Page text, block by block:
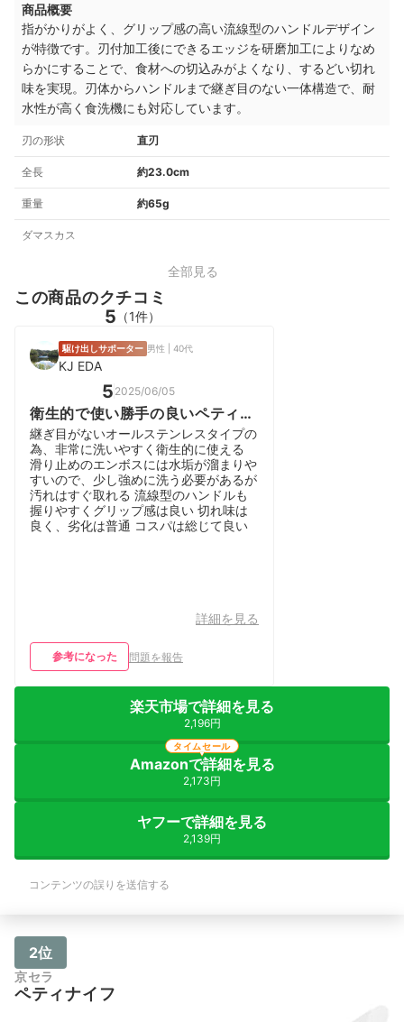
商品概要
指がかりがよく、グリップ感の高い流線型のハンドルデザイン
が特徴です。刃付加工後にできるエッジを研磨加工によりなめ
らかにすることで、食材への切込みがよくなり、するどい切れ
味を実現。刃体からハンドルまで継ぎ目のない一体構造で、耐
水性が高く食洗機にも対応しています。
刃の形状 直刃
全長 約23.0cm
重量 約65g
ダマスカス
全部見る
この商品のクチコミ
5 （1件）
駆け出しサポーター 男性 | 40代
KJ EDA
5 2025/06/05
衛生的で使い勝手の良いペティナ
イフ
継ぎ目がないオールステンレスタイプの
為、非常に洗いやすく衛生的に使える
滑り止めのエンボスには水垢が溜まりや
すいので、少し強めに洗う必要があるが
汚れはすぐ取れる 流線型のハンドルも
握りやすくグリップ感は良い 切れ味は
良く、劣化は普通 コスパは総じて良い
詳細を見る
参考になった 問題を報告
楽天市場で詳細を見る
2,196円
Amazonで詳細を見る
2,173円
タイムセール
ヤフーで詳細を見る
2,139円
コンテンツの誤りを送信する
2位
京セラ
ペティナイフ